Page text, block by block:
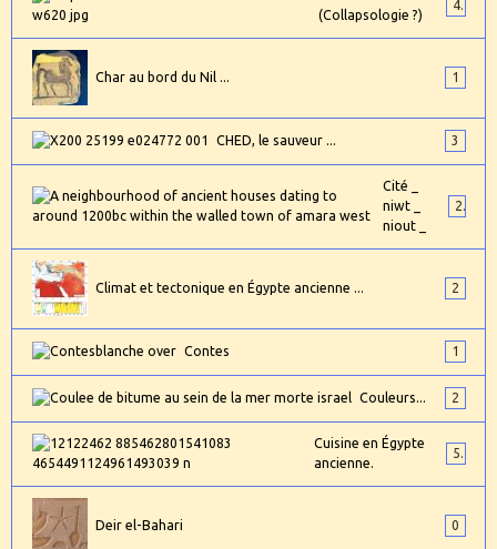
(Collapsologie ?)
4
Char au bord du Nil ... 1
CHED, le sauveur ... 3
Cité _
niwt _
niout _
2
Climat et tectonique en Égypte ancienne ... 2
Contes 1
Couleurs... 2
Cuisine en Égypte
ancienne.
5
Deir el-Bahari 0